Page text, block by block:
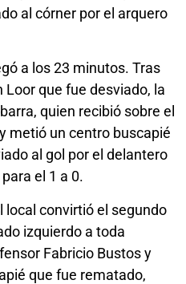
al córner por el arquero
a los 23 minutos. Tras
que fue desviado, la
quien recibió sobre el
metió un centro buscapié
al gol por el delantero
el 1 a 0.
local convirtió el segundo
izquierdo a toda
Fabricio Bustos y
que fue rematado,